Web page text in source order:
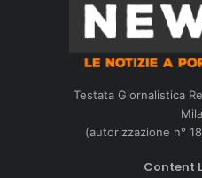
Testata Giornalistica
(autorizzazione n°
Content